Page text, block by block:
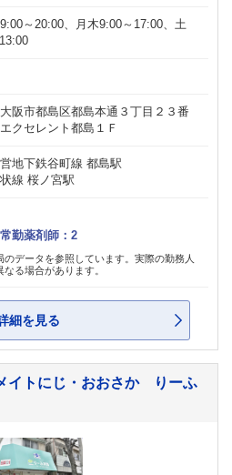
～20:00、月木9:00～17:00、土
阪市都島区都島本通３丁目２３番
クセレント都島１Ｆ
地下鉄谷町線 都島駅
線 桜ノ宮駅
常勤薬剤師：2
データを参照しています。実際の勤務人
なる場合があります。
細を見る
イトにじ・おおさか りーふ